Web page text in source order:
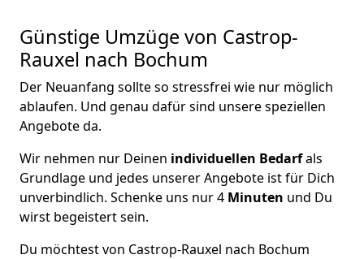
Günstige Umzüge von Castrop-
Rauxel nach Bochum
Der Neuanfang sollte so stressfrei wie nur möglich
ablaufen. Und genau dafür sind unsere speziellen
Angebote da.
Wir nehmen nur Deinen individuellen Bedarfals
Grundlage und jedes unserer Angebote ist für Dich
unverbindlich. Schenke uns nur 4 Minuten und Du
wirst begeistert sein.
Du möchtest von Castrop-Rauxel nach Bochum